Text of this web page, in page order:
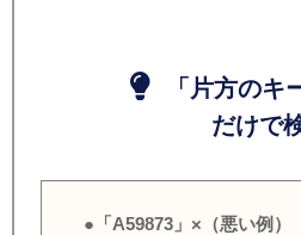
「片方のキ
だけで検
●「A59873」×（悪い例）